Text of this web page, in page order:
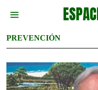
PREVENCIÓN